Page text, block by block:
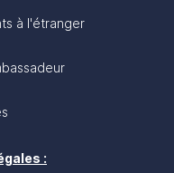
à l'étranger
: